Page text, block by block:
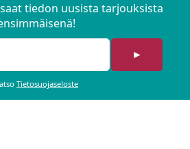
tiedon uusista tarjouksista
►
Tietosuojaseloste